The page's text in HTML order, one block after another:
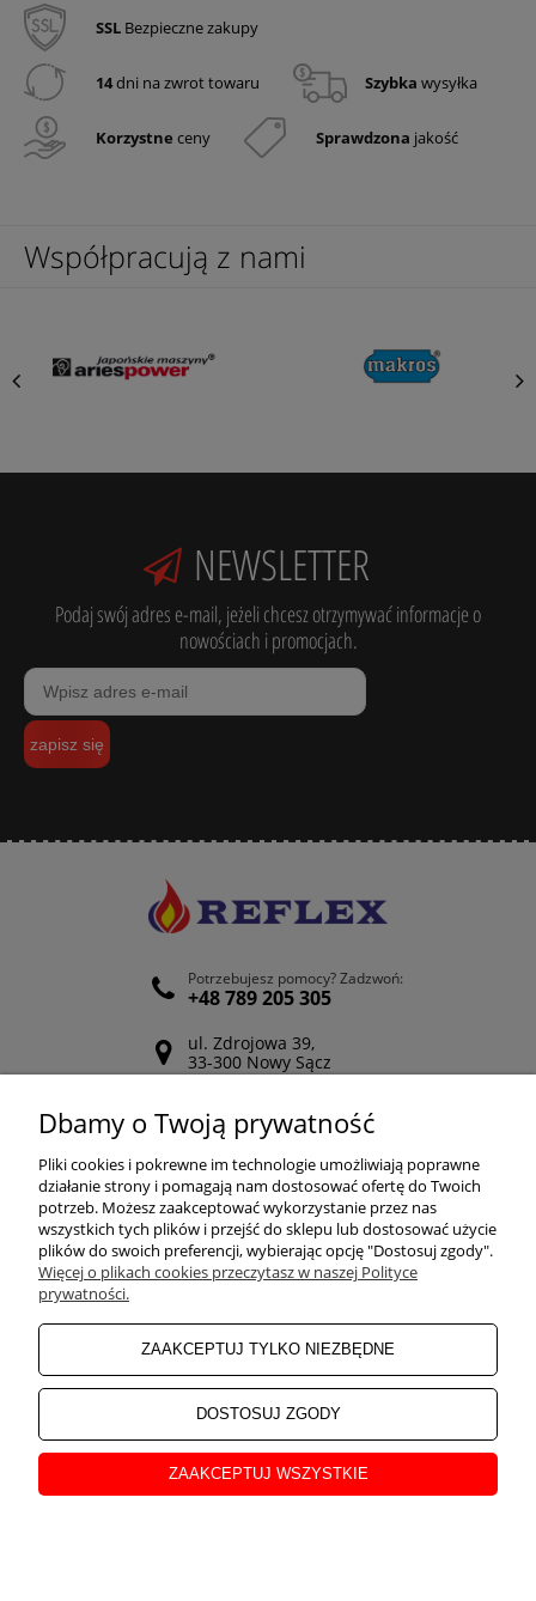
SSL Bezpieczne zakupy
14dni na zwrot towaru Szybka wysyłka
Korzystne ceny Sprawdzona jakość
Współpracują z nami
NEWSLETTER
Podaj swój adres e-mail, jeżeli chcesz otrzymywać informacje o
nowościach i promocjach.
zapisz się
Potrzebujesz pomocy? Zadzwoń:
+48 789 205 305
ul. Zdrojowa 39,
33-300 Nowy Sącz
Odwiedź nasz Facebook
POMOC
ZAKUPY
MOJE KONTO
INFORMACJE
O NAS
Dbamy o Twoją prywatność
Pliki cookies i pokrewne im technologie umożliwiają poprawne
działanie strony i pomagają nam dostosować ofertę do Twoich
potrzeb. Możesz zaakceptować wykorzystanie przez nas
wszystkich tych plików i przejść do sklepu lub dostosować użycie
plików do swoich preferencji, wybierając opcję "Dostosuj zgody".
Więcej o plikach cookies przeczytasz w naszej Polityce
prywatności.
ZAAKCEPTUJ TYLKO NIEZBĘDNE
DOSTOSUJ ZGODY
ZAAKCEPTUJ WSZYSTKIE